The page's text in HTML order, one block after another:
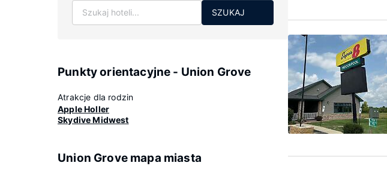
SZUKAJ
Punkty orientacyjne - Union Grove
Atrakcje dla rodzin
Apple Holler
Skydive Midwest
Union Grove mapa miasta